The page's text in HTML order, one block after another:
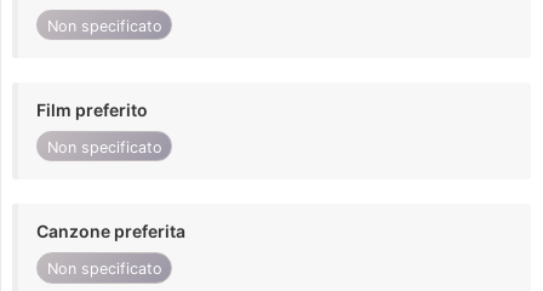
Non specificato
Film preferito
Non specificato
Canzone preferita
Non specificato